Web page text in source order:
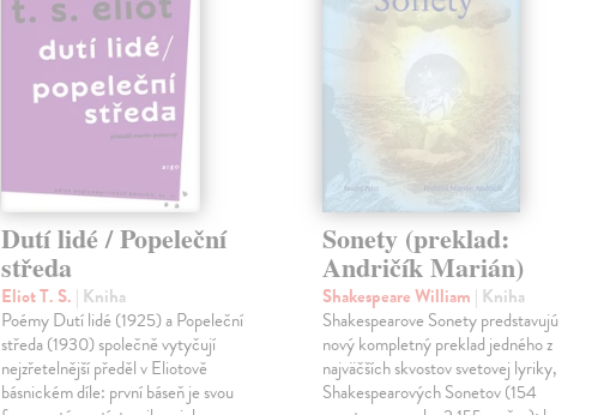
Dutí lidé / Popeleční
středa
Eliot T. S. | Kniha
Poémy Dutí lidé (1925) a Popeleční
středa (1930) společně vytyčují
nejzřetelnější předěl v Eliotově
básnickém díle: první báseň je svou
Sonety (preklad:
Andričík Marián)
Shakespeare William | Kniha
Shakespearove Sonety predstavujú
nový kompletný preklad jedného z
najväčších skvostov svetovej lyriky,
Shakespearových Sonetov (154